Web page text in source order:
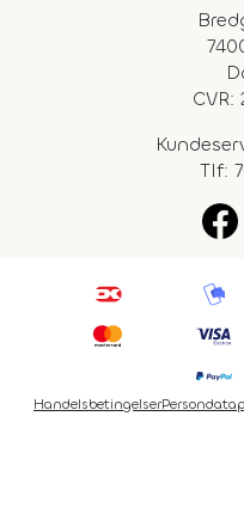
CVR:
Tlf:
Handelsbetingelser